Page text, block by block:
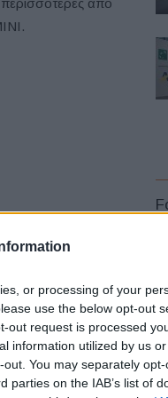
or processing of your
use the below opt-out
out request is processed
information utilized by us
You may separately
parties on the IAB’s list of
περισσότερες από
κατάκτησης
Ως το
καθίσματα
compact